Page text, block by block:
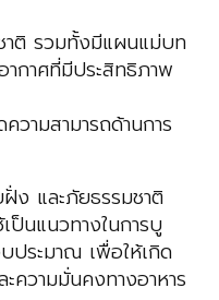
าติ รวมทั้งมีแผนแม่บท
กาศที่มีประสิทธิภาพ
วามสามารถด้านการ
ง และภัยธรรมชาติ
นแนวทางในการบู
ประมาณ เพื่อให้เกิด
ความมั่นคงทางอาหาร